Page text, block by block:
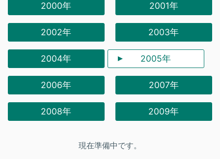
2000年 2001年
2002年 2003年
2004年 2005年
2006年 2007年
2008年 2009年
現在準備中です。